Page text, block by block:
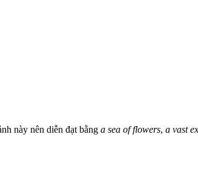
này nên diễn đạt bằng a sea of flowers, a vast